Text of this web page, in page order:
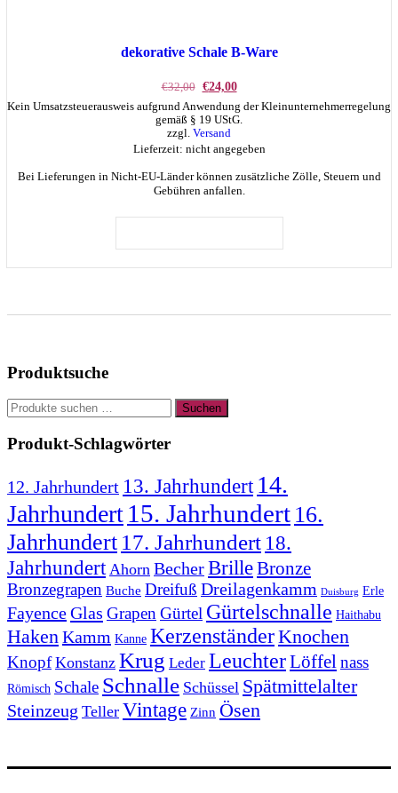
dekorative Schale B-Ware
€32,00 Ursprünglicher
Preis
war:
€32,00
€24,00Aktueller
Preis
ist:
Kein Umsatzsteuerausweis aufgrund Anwendung der Kleinunternehmerregelung
gemäß § 19 UStG.
zzgl. Versand
Lieferzeit: nicht angegeben
Bei Lieferungen in Nicht-EU-Länder können zusätzliche Zölle, Steuern und
Gebühren anfallen.
Produktsuche
Suchen
nach:
Suchen
Produkt-Schlagwörter
12. Jahrhundert 13. Jahrhundert 14.
Jahrhundert15. Jahrhundert 16.
Jahrhundert 17. Jahrhundert 18.
Jahrhundert Ahorn BecherBrilleBronze
Bronzegrapen Buche Dreifuß Dreilagenkamm Duisburg Erle
FayenceGlas Grapen Gürtel Gürtelschnalle Haithabu
HakenKamm Kanne KerzenständerKnochen
Knopf Konstanz Krug Leder LeuchterLöffelnass
Römisch Schale Schnalle Schüssel Spätmittelalter
Steinzeug Teller Vintage Zinn Ösen